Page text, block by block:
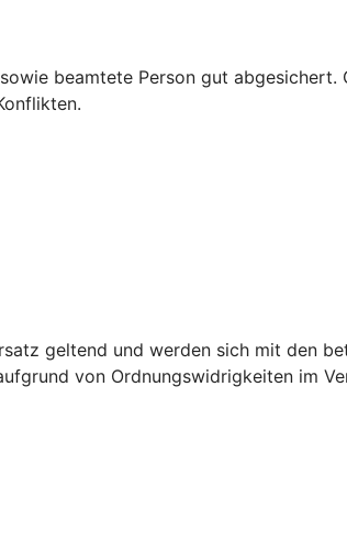
beamtete Person gut
geltend und werden sich mit den
von Ordnungswidrigkeiten im